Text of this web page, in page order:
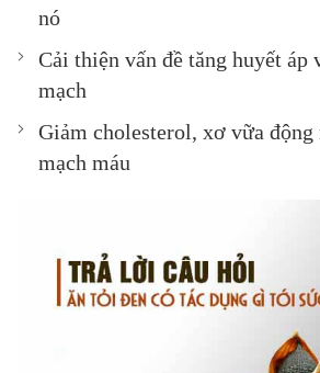
nó
Cải thiện vấn đề tăng huyết áp
mạch
Giảm cholesterol, xơ vữa động
mạch máu